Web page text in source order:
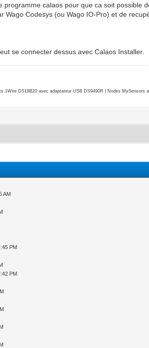
calaos pour que ca soit possible
Codesys (ou Wago IO-Pro) et de
se connecter dessus avec Calaos Installer.
DS18B20 avec adaptateur USB DS9490R | Nodes
AM
PM
PM